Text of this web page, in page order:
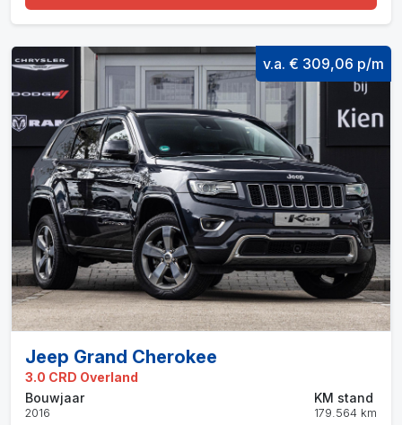
v.a. € 309,06 p/m
Jeep Grand Cherokee
3.0 CRD Overland
Bouwjaar
2016
KM stand
179.564 km